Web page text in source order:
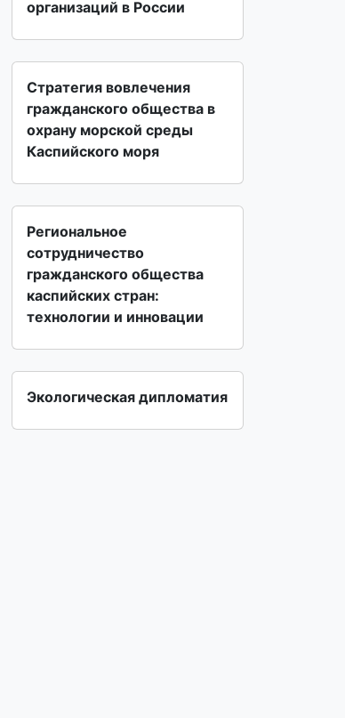
организаций в России
Стратегия вовлечения
гражданского общества в
охрану морской среды
Каспийского моря
Региональное
сотрудничество
гражданского общества
каспийских стран:
технологии и инновации
Экологическая дипломатия